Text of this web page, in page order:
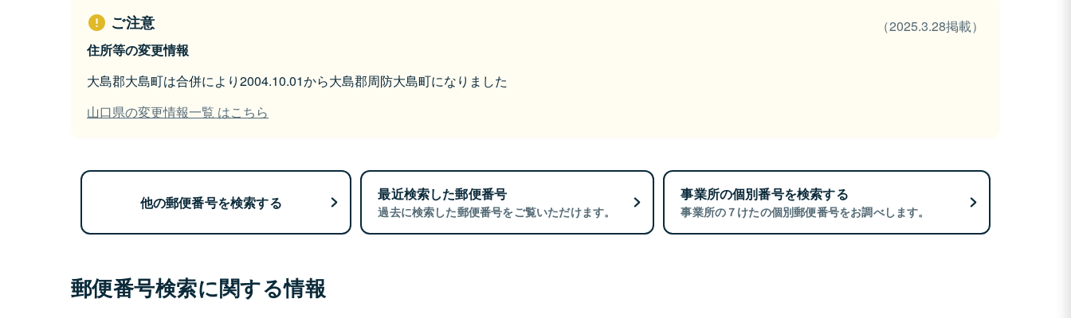
ご注意
（2025.3.28掲載）
住所等の変更情報
大島郡大島町は合併により2004.10.01から大島郡周防大島町になりました
山口県の変更情報一覧 はこちら
他の郵便番号を検索する 最近検索した郵便番号
過去に検索した郵便番号をご覧いただけます。
事業所の個別番号を検索する
事業所の７けたの個別郵便番号をお調べします。
郵便番号検索に関する情報